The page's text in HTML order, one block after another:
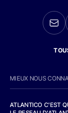
MIEUX NOUS
ATLANTICO C'EST